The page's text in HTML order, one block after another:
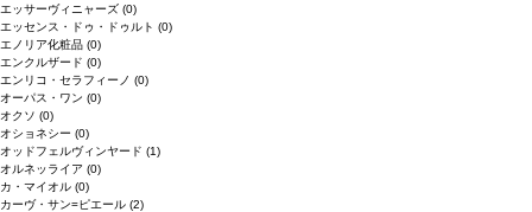
エッサーヴィニャーズ (0)
エッセンス・ドゥ・ドゥルト (0)
エノリア化粧品 (0)
エンクルザード (0)
エンリコ・セラフィーノ (0)
オーパス・ワン (0)
オクソ (0)
オショネシー (0)
オッドフェルヴィンヤード (1)
オルネッライア (0)
カ・マイオル (0)
カーヴ・サン=ピエール (2)